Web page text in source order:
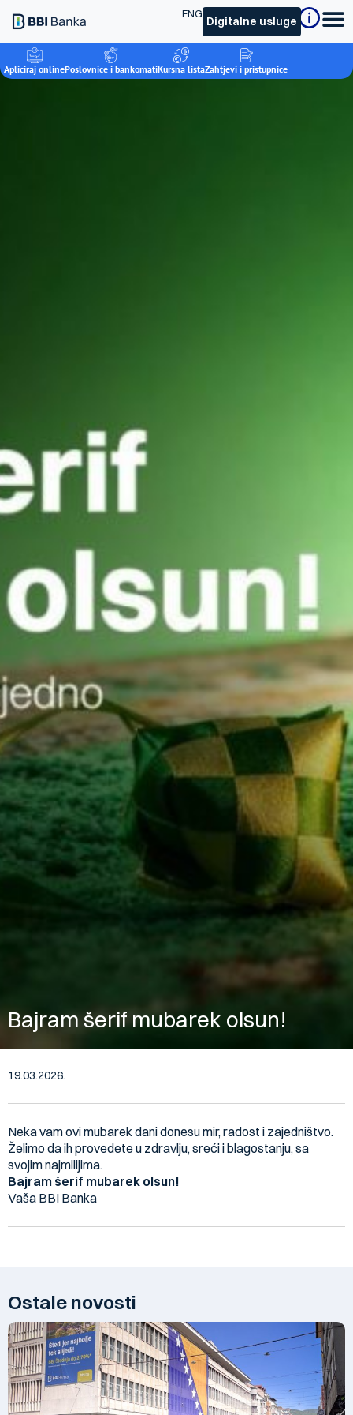
Digitalne usluge
ENG
Bajram šerif mubarek olsun!
19.03.2026.
Neka vam ovi mubarek dani donesu mir, radost i zajedništvo.
Želimo da ih provedete u zdravlju, sreći i blagostanju, sa
svojim najmilijima.
Bajram šerif mubarek olsun!
Vaša BBI Banka
Ostale novosti
Apliciraj onlinePoslovnice i bankomatiKursna listaZahtjevi i pristupnice